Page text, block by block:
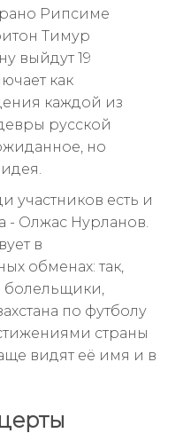
Рипсиме
Тимур
выйдут 19
как
каждой из
русской
но
участников есть и
- Олжас Нурланов.
в
обменах: так,
болельщики,
по футболу
страны
видят её имя и в